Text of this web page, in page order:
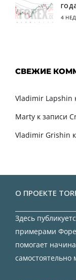
4
СВЕЖИЕ
Vladimir Lapshin
Marty к записи
Vladimir Grishin
О ПРОЕКТЕ
Здесь
примерами
помогает